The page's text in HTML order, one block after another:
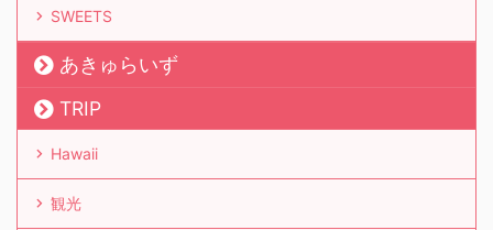
SWEETS
あきゅらいず
TRIP
Hawaii
観光